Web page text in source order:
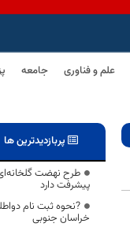
علم و فناوری جامعه
پربازدیدترین ها
پیشرفت دارد
?نحوه ثبت نام
خراسان جنوبی